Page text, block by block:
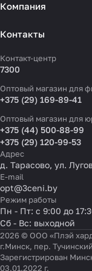
Компания
Контакты
Контакт-центр
7300
Оптовый магазин для
+375 (29) 169-89-41
Оптовый магазин для
+375 (44) 500-88-99
+375 (29) 120-99-53
Адрес
д. Тарасово, ул.
E-mail
opt@3ceni.by
Режим работы
Пн - Пт: с 9:00 до
Сб - Вс: выходной
2026 © ООО «Плэй
г.Минск, пер.
Зарегистрирован
03.01.2022 г.